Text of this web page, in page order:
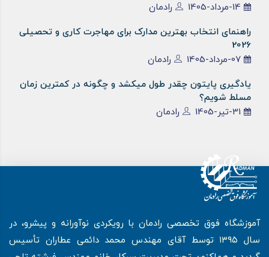
14-مرداد-1405
رادمان
راهنمای انتخاب بهترین مدارک برای مهاجرت کاری و تحصیلی
2026
07-مرداد-1405
رادمان
یادگیری پایتون چقدر طول میکشد و چگونه در کمترین زمان
مسلط شویم؟
31-تیر-1405
رادمان
آموزشگاه فوق تخصصی رادمان با رویکردی نوآورانه و پیشرو، در
سال ۱۳۹۵ توسط آقای مهندس محمد دائمی عطاران تأسیس